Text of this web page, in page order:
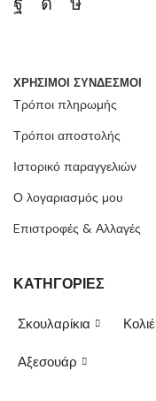
ΧΡΗΣΙΜΟΙ ΣΥΝΔΕΣΜΟΙ
Τρόποι πληρωμής
Τρόποι αποστολής
Ιστορικό παραγγελιών
Ο λογαριασμός μου
Eπιστροφές & Αλλαγές
ΚΑΤΗΓΟΡΙΕΣ
Σκουλαρίκια Κολιέ
Αξεσουάρ